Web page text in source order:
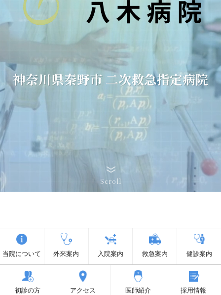
神奈川県秦野市 二次救急指定病院
Scroll
当院について 外来案内 入院案内 救急案内 健診案内
初診の方 アクセス 医師紹介 採用情報